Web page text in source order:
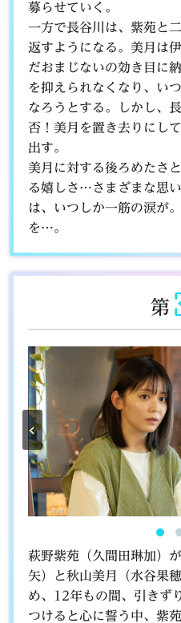
募らせていく。
一方で長谷川は、紫苑と
返すようになる。美月は
だおまじないの効き目に
を抑えられなくなり、い
なろうとする。しかし、
否！美月を置き去りにし
出す。
美月に対する後ろめたさ
る嬉しさ…さまざまな思
は、いつしか一筋の涙が
を…。
第
‹
萩野紫苑（久間田琳加）
矢）と秋山美月（水谷果
め、12年もの間、引きず
つけると心に誓う中、紫